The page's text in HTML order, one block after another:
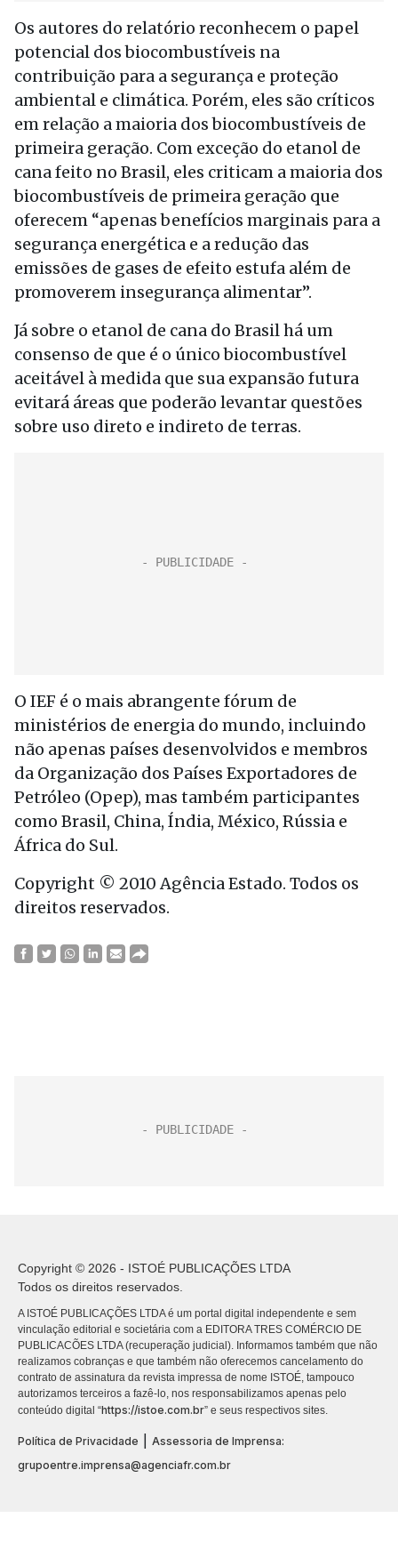
Os autores do relatório reconhecem o papel
potencial dos biocombustíveis na
contribuição para a segurança e proteção
ambiental e climática. Porém, eles são críticos
em relação a maioria dos biocombustíveis de
primeira geração. Com exceção do etanol de
cana feito no Brasil, eles criticam a maioria dos
biocombustíveis de primeira geração que
oferecem “apenas benefícios marginais para a
segurança energética e a redução das
emissões de gases de efeito estufa além de
promoverem insegurança alimentar”.
Já sobre o etanol de cana do Brasil há um
consenso de que é o único biocombustível
aceitável à medida que sua expansão futura
evitará áreas que poderão levantar questões
sobre uso direto e indireto de terras.
O IEF é o mais abrangente fórum de
ministérios de energia do mundo, incluindo
não apenas países desenvolvidos e membros
da Organização dos Países Exportadores de
Petróleo (Opep), mas também participantes
como Brasil, China, Índia, México, Rússia e
África do Sul.
Copyright © 2010 Agência Estado. Todos os
direitos reservados.
Copyright © 2026 - ISTOÉ PUBLICAÇÕES LTDA
Todos os direitos reservados.
A ISTOÉ PUBLICAÇÕES LTDA é um portal digital independente e sem
vinculação editorial e societária com a EDITORA TRES COMÉRCIO DE
PUBLICACÕES LTDA (recuperação judicial). Informamos também que não
realizamos cobranças e que também não oferecemos cancelamento do
contrato de assinatura da revista impressa de nome ISTOÉ, tampouco
autorizamos terceiros a fazê-lo, nos responsabilizamos apenas pelo
conteúdo digital “https://istoe.com.br” e seus respectivos sites.
Política de Privacidade
Assessoria de Imprensa:
grupoentre.imprensa@agenciafr.com.br